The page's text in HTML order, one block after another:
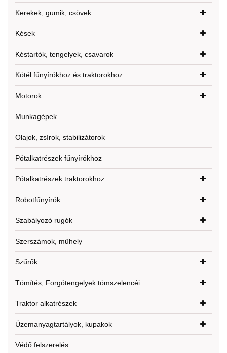
Kerekek, gumik, csövek
Kések
Késtartók, tengelyek, csavarok
Kötél fűnyírókhoz és traktorokhoz
Motorok
Munkagépek
Olajok, zsírok, stabilizátorok
Pótalkatrészek fűnyírókhoz
Pótalkatrészek traktorokhoz
Robotfűnyírók
Szabályozó rugók
Szerszámok, műhely
Szűrők
Tömítés, Forgótengelyek tömszelencéi
Traktor alkatrészek
Üzemanyagtartályok, kupakok
Védő felszerelés